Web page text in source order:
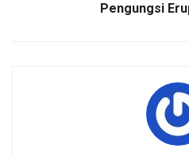
Pengungsi